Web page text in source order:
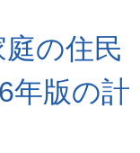
の住民
年版の計